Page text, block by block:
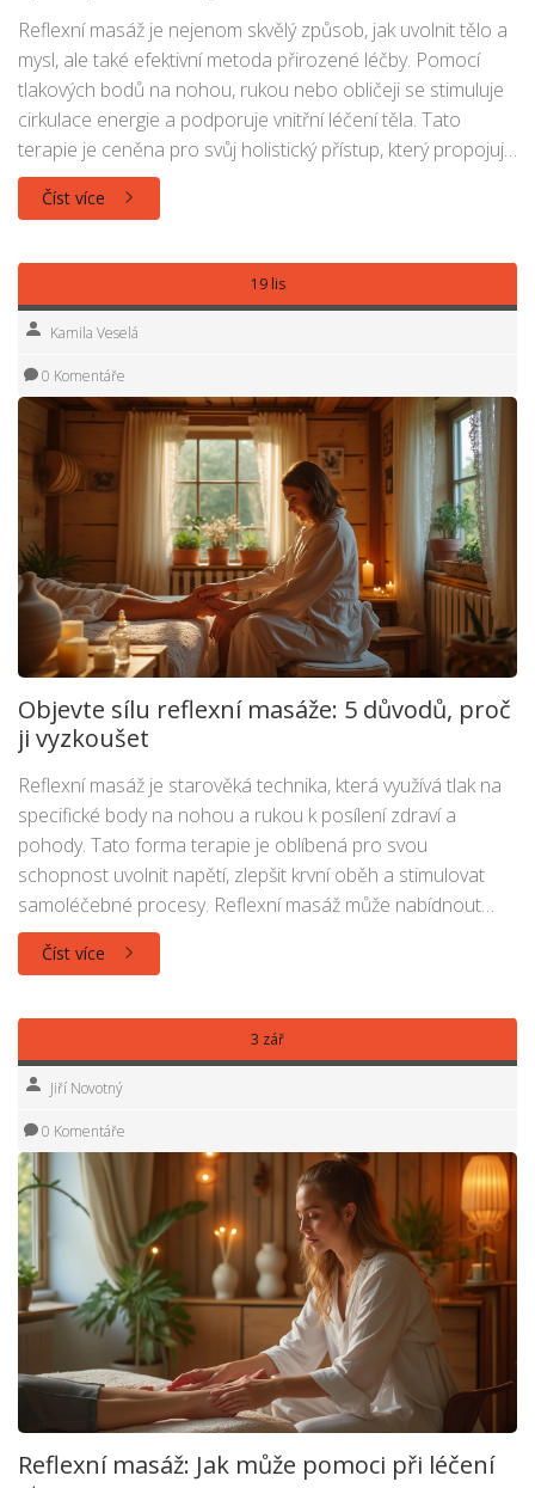
Reflexní masáž je nejenom skvělý způsob, jak uvolnit tělo a
mysl, ale také efektivní metoda přirozené léčby. Pomocí
tlakových bodů na nohou, rukou nebo obličeji se stimuluje
cirkulace energie a podporuje vnitřní léčení těla. Tato
terapie je ceněna pro svůj holistický přístup, který propojuje
fyzickou relaxaci s duševní rovnováhou. V článku se dozvíte
o různorodých technikách reflexní masáže, jejích přínosech
Číst více
19 lis
Kamila Veselá
0 Komentáře
Objevte sílu reflexní masáže: 5 důvodů, proč
ji vyzkoušet
Reflexní masáž je starověká technika, která využívá tlak na
specifické body na nohou a rukou k posílení zdraví a
pohody. Tato forma terapie je oblíbená pro svou
schopnost uvolnit napětí, zlepšit krvní oběh a stimulovat
samoléčebné procesy. Reflexní masáž může nabídnout
úlevu od bolesti, snížení stresu a podpořit celkovou
fyzickou a duševní harmonii. Přečtěte si o pěti důvodech,
zažít.
Číst více
3 zář
Jiří Novotný
0 Komentáře
Reflexní masáž: Jak může pomoci při léčení